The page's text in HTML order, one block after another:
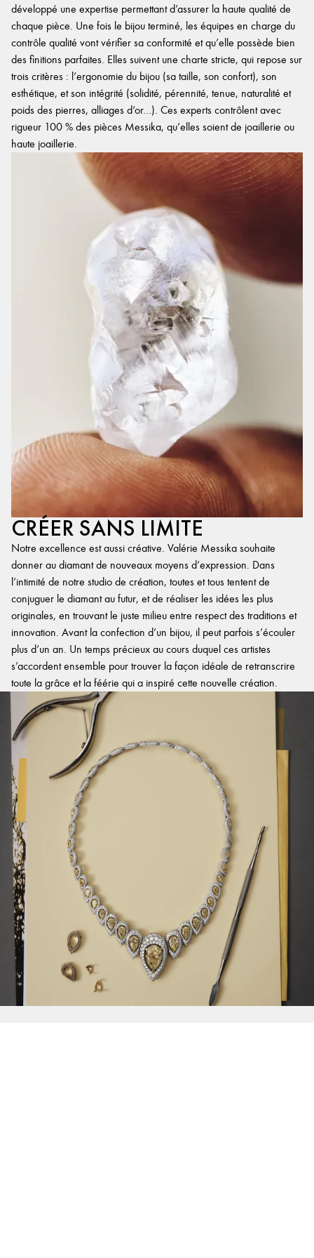
développé une expertise permettant d’assurer la haute qualité de
chaque pièce. Une fois le bijou terminé, les équipes en charge du
contrôle qualité vont vérifier sa conformité et qu’elle possède bien
des finitions parfaites. Elles suivent une charte stricte, qui repose sur
trois critères : l’ergonomie du bijou (sa taille, son confort), son
esthétique, et son intégrité (solidité, pérennité, tenue, naturalité et
poids des pierres, alliages d’or…). Ces experts contrôlent avec
rigueur 100 % des pièces Messika, qu’elles soient de joaillerie ou
haute joaillerie.
CRÉER SANS LIMITE
Notre excellence est aussi créative. Valérie Messika souhaite
donner au diamant de nouveaux moyens d’expression. Dans
l’intimité de notre studio de création, toutes et tous tentent de
conjuguer le diamant au futur, et de réaliser les idées les plus
originales, en trouvant le juste milieu entre respect des traditions et
innovation. Avant la confection d’un bijou, il peut parfois s’écouler
plus d’un an. Un temps précieux au cours duquel ces artistes
s’accordent ensemble pour trouver la façon idéale de retranscrire
toute la grâce et la féérie qui a inspiré cette nouvelle création.